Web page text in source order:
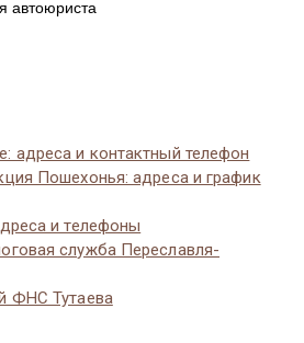
автоюриста
адреса и контактный телефон
Пошехонья: адреса и график
и телефоны
служба Переславля-
ФНС Тутаева